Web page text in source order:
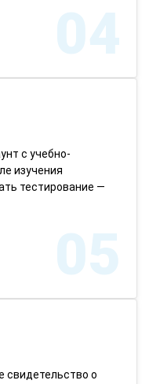
04
с учебно-
изучения
тестирование —
05
свидетельство о